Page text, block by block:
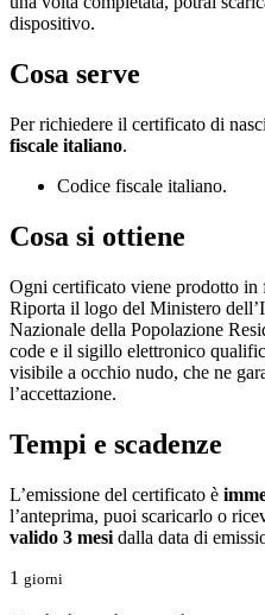
dispositivo.
Cosa serve
Per richiedere il certificato di
fiscale italiano.
Codice fiscale italiano.
Cosa si ottiene
Ogni certificato viene prodotto
Riporta il logo del Ministero
Nazionale della Popolazione
code e il sigillo elettronico
visibile a occhio nudo, che ne
l’accettazione.
Tempi e scadenze
L’emissione del certificato è
l’anteprima, puoi scaricarlo o
valido 3 mesi dalla data di
1 giorni